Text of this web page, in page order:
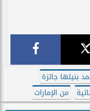
بنيلها جائزة
من الإمارات